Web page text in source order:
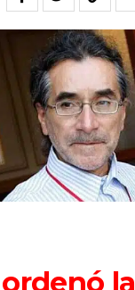
la